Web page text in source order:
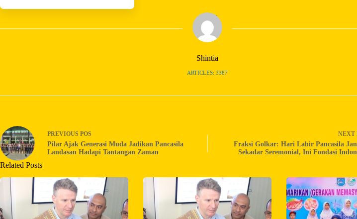
Shintia
ARTICLES: 3387
PREVIOUS POS
Pilar Ajak Generasi Muda Jadikan Pancasila
Landasan Hadapi Tantangan Zaman
NEXT
Fraksi Golkar: Hari Lahir Pancasila
Sekadar Seremonial, Ini Fondasi
Related Posts